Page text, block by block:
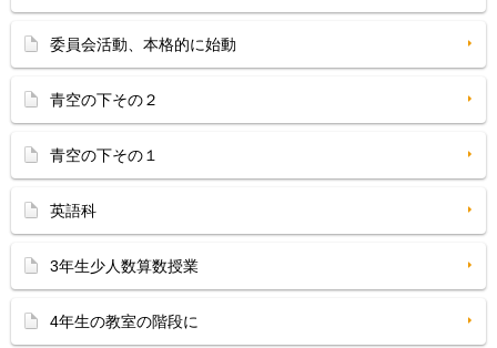
委員会活動、本格的に始動
青空の下その２
青空の下その１
英語科
3年生少人数算数授業
4年生の教室の階段に